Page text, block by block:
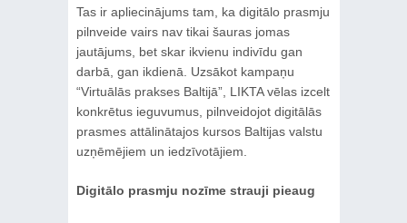
Tas ir apliecinājums tam, ka digitālo prasmju
pilnveide vairs nav tikai šauras jomas
jautājums, bet skar ikvienu indivīdu gan
darbā, gan ikdienā. Uzsākot kampaņu
“Virtuālās prakses Baltijā”, LIKTA vēlas izcelt
konkrētus ieguvumus, pilnveidojot digitālās
prasmes attālinātajos kursos Baltijas valstu
uzņēmējiem un iedzīvotājiem.
Digitālo prasmju nozīme strauji pieaug